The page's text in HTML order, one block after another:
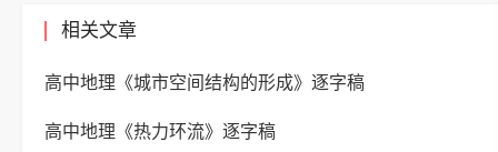
相关文章
高中地理《城市空间结构的形成》逐字稿
高中地理《热力环流》逐字稿